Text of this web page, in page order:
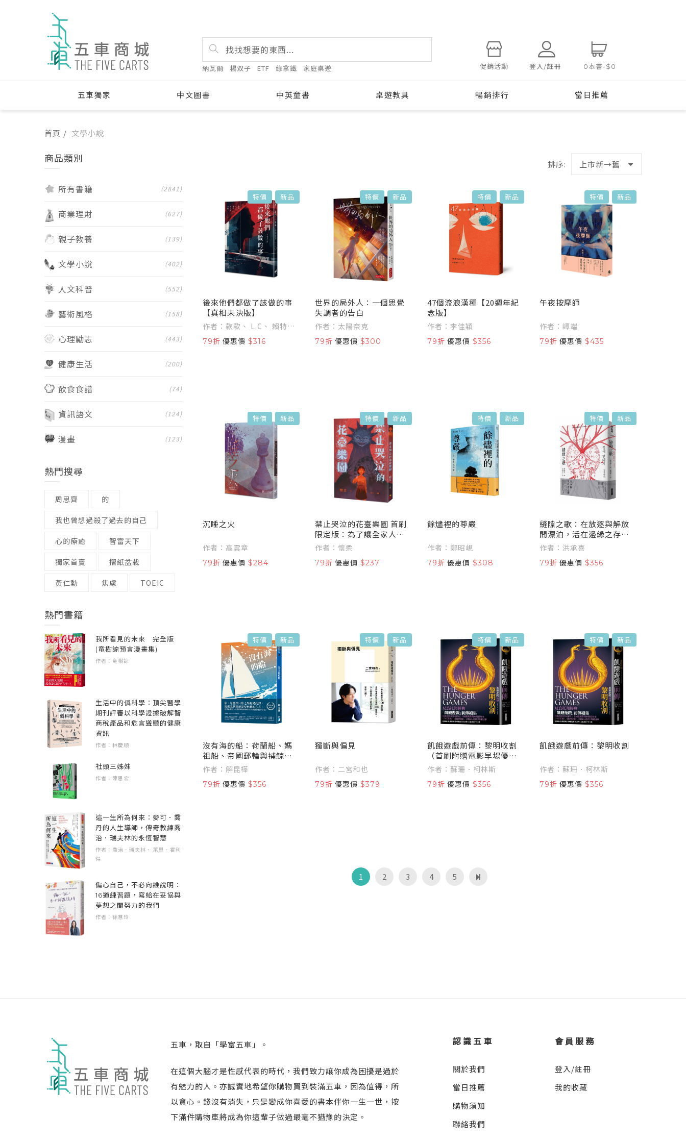
納瓦爾 楊双子 ETF 綠拿鐵 家庭桌遊 促銷活動 登入/註冊 0本書-$0
五車獨家 中文圖書 中英童書 桌遊教具 暢銷排行 當日推薦
首頁 文學小說
排序: 上市新→舊
書籍列表 特價 新品
後來他們都做了該做的事
【真相未決版】
作者：款款、 L.C、 賴特、
四弄一號、 白帽子
79折 優惠價 $316
特價 新品
世界的局外人：一個思覺
失調者的告白
作者：太陽奈克
79折 優惠價 $300
特價 新品
47個流浪漢種【20週年紀
念版】
作者：李佳穎
79折 優惠價 $356
特價 新品
午夜按摩師
作者：譚端
79折 優惠價 $435
特價 新品
沉睡之火
作者：高雲章
79折 優惠價 $284
特價 新品
禁止哭泣的花臺樂園 首刷
限定版：為了讓全家人都
幸福，妳必須學會微笑，
哪怕嘴唇已被撕裂
作者：懷柔
79折 優惠價 $237
特價 新品
餘燼裡的尊嚴
作者：鄭昭峴
79折 優惠價 $308
特價 新品
縫隙之歌：在放逐與解放
間漂泊，活在邊緣之存在
的質問
作者：洪承喜
79折 優惠價 $356
特價 新品
沒有海的船：荷蘭船、媽
祖船、帝國郵輪與捕鯨艦
浮沉顯影的台灣身世
作者：解昆樺
79折 優惠價 $356
特價 新品
獨斷與偏見
作者：二宮和也
79折 優惠價 $379
特價 新品
飢餓遊戲前傳：黎明收割
（首刷附贈電影早場優惠
券）
作者：蘇珊．柯林斯
79折 優惠價 $356
特價 新品
飢餓遊戲前傳：黎明收割
作者：蘇珊．柯林斯
79折 優惠價 $356
1 2 3 4 5
商品類別
所有書籍 (2841)
商業理財 (627)
親子教養 (139)
文學小說 (402)
人文科普 (552)
藝術風格 (158)
心理勵志 (443)
健康生活 (200)
飲食食譜 (74)
資訊語文 (124)
漫畫 (123)
熱門搜尋
周思齊 的
我也曾想過殺了過去的自己
心的療癒 智富天下
獨家首賣 摺紙盆栽
黃仁勳 焦慮 TOEIC
熱門書籍
我所看見的未來 完全版
(竜樹諒預言漫畫集)
作者：竜樹諒
生活中的僞科學：頂尖醫學
期刊評審以科學證據破解智
商稅產品和危言聳聽的健康
資訊
作者：林慶順
社頭三姊妹
作者：陳思宏
這一生所為何來：麥可．喬
丹的人生導師，傳奇教練喬
治．瑞夫林的永恆智慧
作者：喬治．瑞夫林、 萊恩．霍利
得
偏心自己，不必向誰說明：
16道練習題，寫給在妥協與
夢想之間努力的我們
作者：徐慧玲
五車，取自「學富五車」。
在這個大腦才是性感代表的時代，我們致力讓你成為困擾是過於
有魅力的人。亦誠實地希望你購物買到裝滿五車，因為值得，所
以貪心。錢沒有消失，只是變成你喜愛的書本伴你一生一世，按
下滿件購物車將成為你這輩子做過最毫不猶豫的決定。
認識五車
關於我們
當日推薦
購物須知
聯絡我們
會員服務
登入/註冊
我的收藏